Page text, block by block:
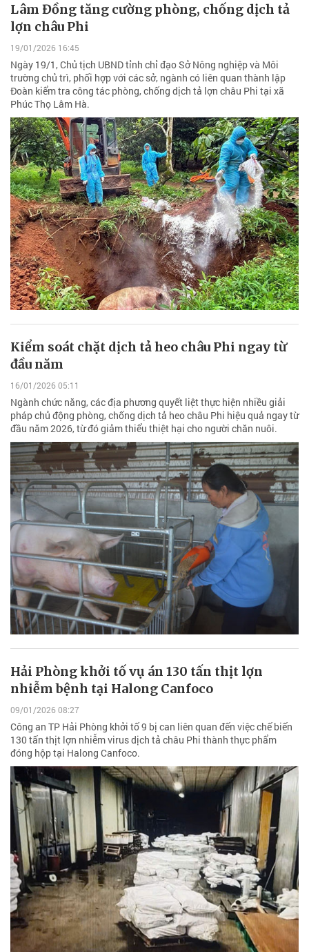
Lâm Đồng tăng cường phòng, chống dịch tả
lợn châu Phi
19/01/2026 16:45
Ngày 19/1, Chủ tịch UBND tỉnh chỉ đạo Sở Nông nghiệp và Môi
trường chủ trì, phối hợp với các sở, ngành có liên quan thành lập
Đoàn kiểm tra công tác phòng, chống dịch tả lợn châu Phi tại xã
Phúc Thọ Lâm Hà.
Kiểm soát chặt dịch tả heo châu Phi ngay từ
đầu năm
16/01/2026 05:11
Ngành chức năng, các địa phương quyết liệt thực hiện nhiều giải
pháp chủ động phòng, chống dịch tả heo châu Phi hiệu quả ngay từ
đầu năm 2026, từ đó giảm thiểu thiệt hại cho người chăn nuôi.
Hải Phòng khởi tố vụ án 130 tấn thịt lợn
nhiễm bệnh tại Halong Canfoco
09/01/2026 08:27
Công an TP Hải Phòng khởi tố 9 bị can liên quan đến việc chế biến
130 tấn thịt lợn nhiễm virus dịch tả châu Phi thành thực phẩm
đóng hộp tại Halong Canfoco.